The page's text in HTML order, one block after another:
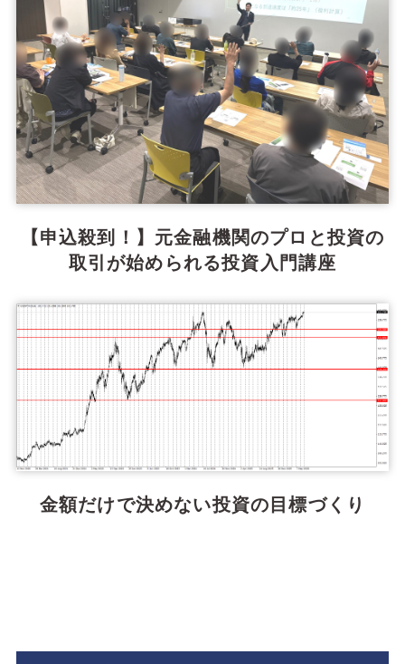
【申込殺到！】元金融機関のプロと投資の
取引が始められる投資入門講座
金額だけで決めない投資の目標づくり